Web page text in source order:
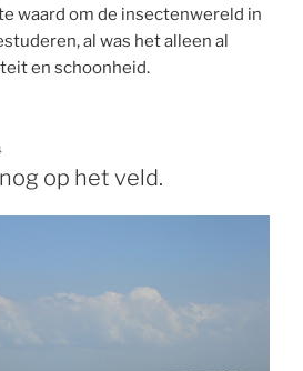
waard om de insectenwereld in
al was het alleen al
en schoonheid.
op het veld.